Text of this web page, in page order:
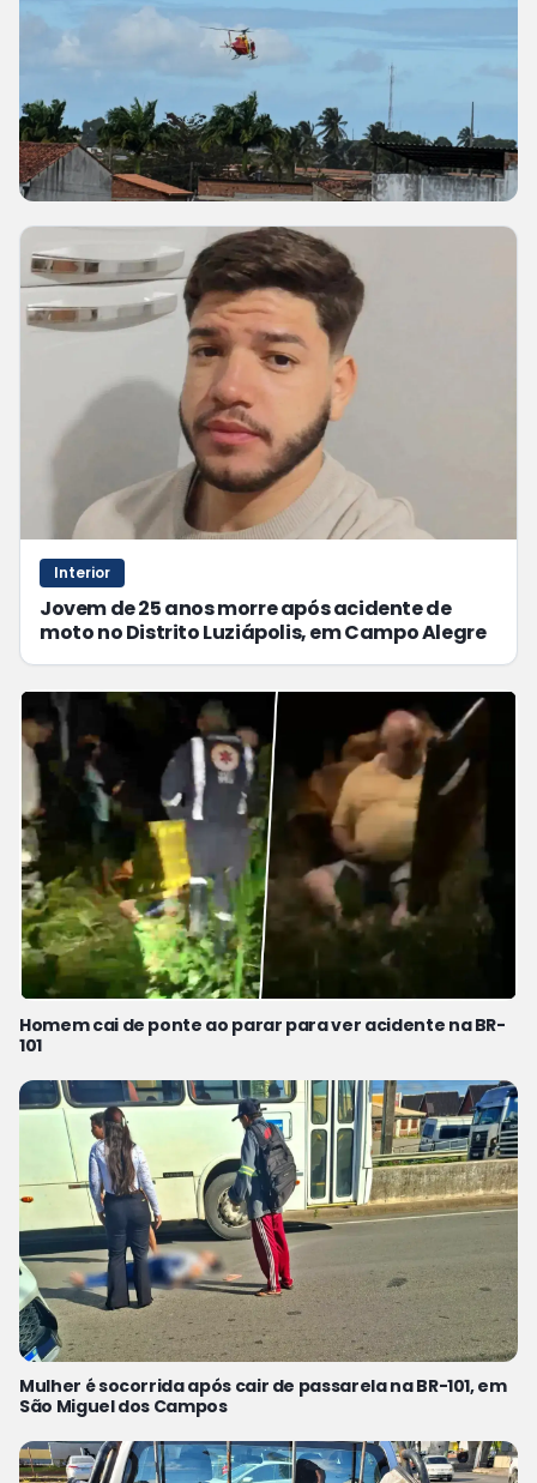
Interior
Jovem de 25 anos morre após acidente de
moto no Distrito Luziápolis, em Campo Alegre
Homem cai de ponte ao parar para ver acidente na BR-
101
Mulher é socorrida após cair de passarela na BR-101, em
São Miguel dos Campos